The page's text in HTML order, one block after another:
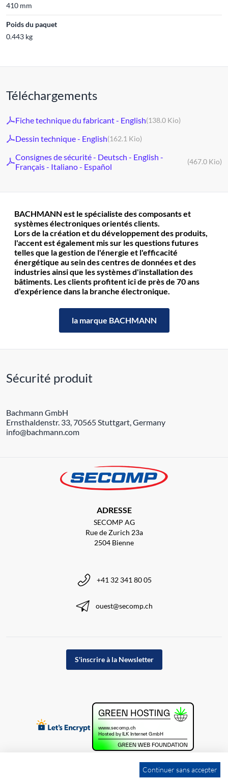
410 mm
Poids du paquet
0.443 kg
Téléchargements
Fiche technique du fabricant - English(138.0 Kio)
Dessin technique - English(162.1 Kio)
Consignes de sécurité - Deutsch - English -
Français - Italiano - Español
(467.0 Kio)
BACHMANN est le spécialiste des composants et
systèmes électroniques orientés clients.
Lors de la création et du développement des produits,
l'accent est également mis sur les questions futures
telles que la gestion de l'énergie et l'efficacité
énergétique au sein des centres de données et des
industries ainsi que les systèmes d'installation des
bâtiments. Les clients profitent ici de près de 70 ans
d'expérience dans la branche électronique.
la marque BACHMANN
Sécurité produit
Bachmann GmbH
Ernsthaldenstr. 33, 70565 Stuttgart, Germany
info@bachmann.com
ADRESSE
SECOMP AG
Rue de Zurich 23a
2504 Bienne
+41 32 341 80 05
ouest@secomp.ch
S'inscrire à la Newsletter
Continuer sans accepter